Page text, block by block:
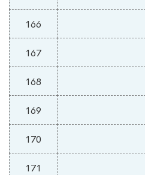
166
167
168
169
170
171